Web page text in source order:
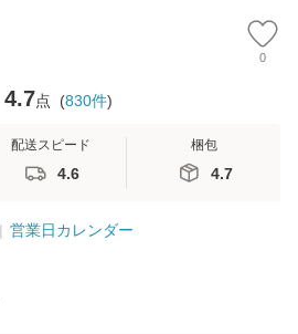
0
4.7点 (830件)
配送スピード
4.6
梱包
4.7
営業日カレンダー